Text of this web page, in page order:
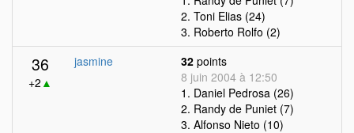
2. Toni Elias (24)
3. Roberto Rolfo (2)
36
+2 ▲
jasmine 32 points
8 juin 2004 à 12:50
1. Daniel Pedrosa (26)
2. Randy de Puniet (7)
3. Alfonso Nieto (10)